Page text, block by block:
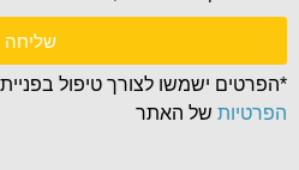
שליחה
*הפרטים ישמשו לצורך טיפול
הפרטיות של האתר